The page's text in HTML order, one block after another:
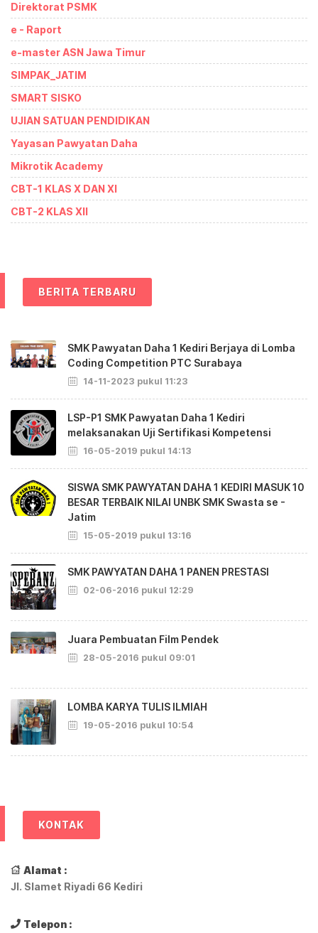
Direktorat PSMK
e - Raport
e-master ASN Jawa Timur
SIMPAK_JATIM
SMART SISKO
UJIAN SATUAN PENDIDIKAN
Yayasan Pawyatan Daha
Mikrotik Academy
CBT-1 KLAS X DAN XI
CBT-2 KLAS XII
BERITA TERBARU
SMK Pawyatan Daha 1 Kediri Berjaya di Lomba
Coding Competition PTC Surabaya
14-11-2023 pukul 11:23
LSP-P1 SMK Pawyatan Daha 1 Kediri
melaksanakan Uji Sertifikasi Kompetensi
16-05-2019 pukul 14:13
SISWA SMK PAWYATAN DAHA 1 KEDIRI MASUK 10
BESAR TERBAIK NILAI UNBK SMK Swasta se -
Jatim
15-05-2019 pukul 13:16
SMK PAWYATAN DAHA 1 PANEN PRESTASI
02-06-2016 pukul 12:29
Juara Pembuatan Film Pendek
28-05-2016 pukul 09:01
LOMBA KARYA TULIS ILMIAH
19-05-2016 pukul 10:54
KONTAK
Alamat :
Jl. Slamet Riyadi 66 Kediri
Telepon :